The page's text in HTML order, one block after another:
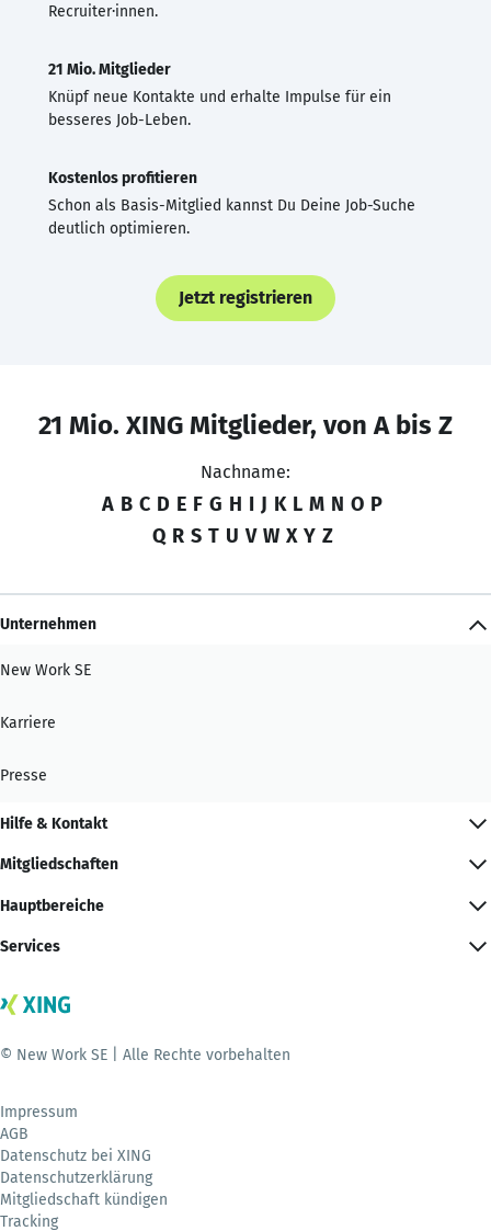
Recruiter·innen.
21 Mio. Mitglieder
Knüpf neue Kontakte und erhalte Impulse für ein
besseres Job-Leben.
Kostenlos profitieren
Schon als Basis-Mitglied kannst Du Deine Job-Suche
deutlich optimieren.
Jetzt registrieren
21 Mio. XING Mitglieder, von A bis Z
Nachname:
A B C D E F G H I J K L M N O P
Q R S T U V W X Y Z
Unternehmen
New Work SE
Karriere
Presse
Hilfe & Kontakt
Mitgliedschaften
Hauptbereiche
Services
© New Work SE | Alle Rechte vorbehalten
Impressum
AGB
Datenschutz bei XING
Datenschutzerklärung
Mitgliedschaft kündigen
Tracking